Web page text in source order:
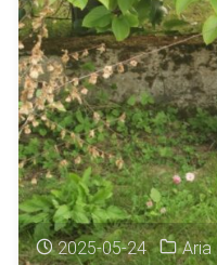
2025-05-24 Aria